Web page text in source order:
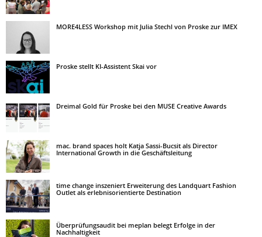
MORE4LESS Workshop mit Julia Stechl von Proske zur IMEX
Proske stellt KI-Assistent Skai vor
Dreimal Gold für Proske bei den MUSE Creative Awards
mac. brand spaces holt Katja Sassi-Bucsit als Director
International Growth in die Geschäftsleitung
time change inszeniert Erweiterung des Landquart Fashion
Outlet als erlebnisorientierte Destination
Überprüfungsaudit bei meplan belegt Erfolge in der
Nachhaltigkeit